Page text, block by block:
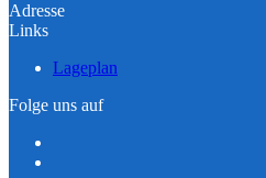
Adresse
Links
Lageplan
Folge uns auf